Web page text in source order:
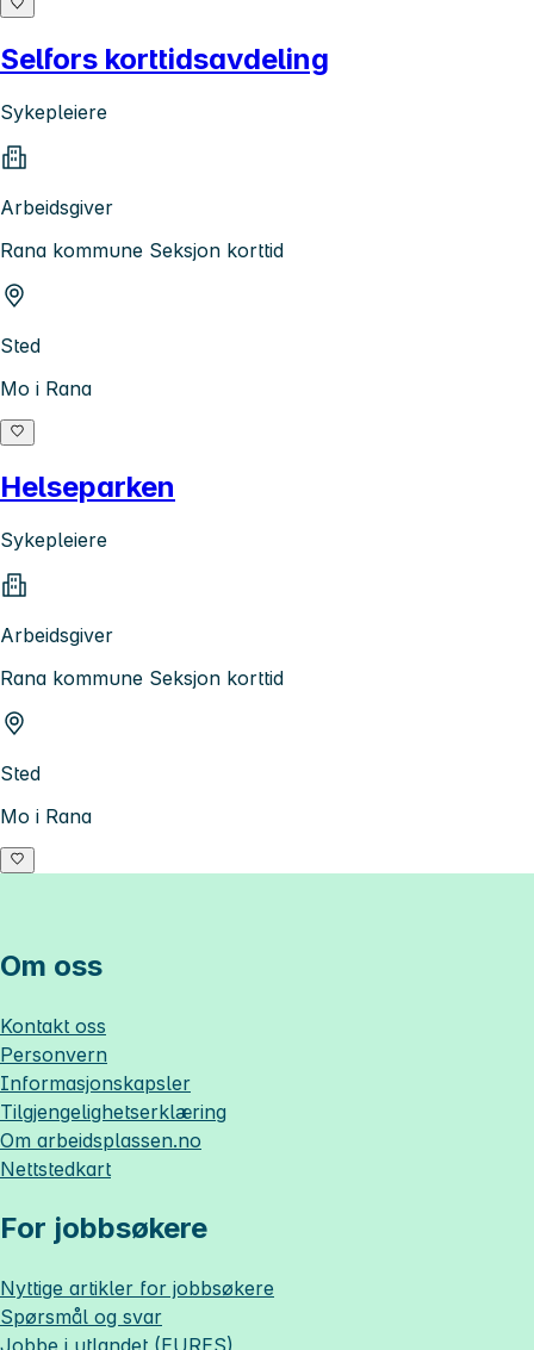
Selfors korttidsavdeling
Sykepleiere
Arbeidsgiver
Rana kommune Seksjon korttid
Sted
Mo i Rana
Helseparken
Sykepleiere
Arbeidsgiver
Rana kommune Seksjon korttid
Sted
Mo i Rana
Om oss
Kontakt oss
Personvern
Informasjonskapsler
Tilgjengelighetserklæring
Om arbeidsplassen.no
Nettstedkart
For jobbsøkere
Nyttige artikler for jobbsøkere
Spørsmål og svar
Jobbe i utlandet (EURES)